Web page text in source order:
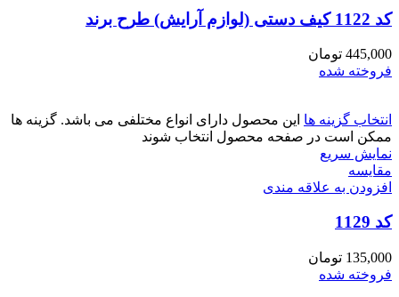
کد 1122 کیف دستی (لوازم آرایش) طرح برند
445,000 تومان
فروخته شده
انتخاب گزینه ها این محصول دارای انواع مختلفی می باشد. گزینه ها
ممکن است در صفحه محصول انتخاب شوند
نمایش سریع
مقايسه
افزودن به علاقه مندی
کد 1129
135,000 تومان
فروخته شده